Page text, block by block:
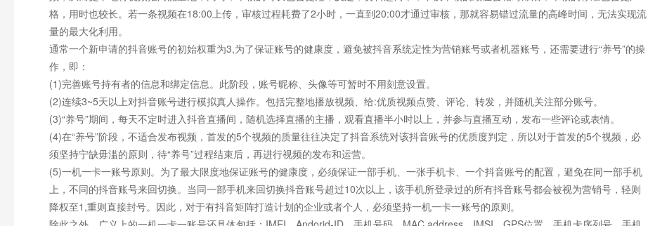
格，用时也较长。若一条视频在18:00上传，审核过程耗费了2小时，一直到20:00才通过审核，那就容易错过流量的高峰时间，无法实现流
量的最大化利用。
通常一个新申请的抖音账号的初始权重为3,为了保证账号的健康度，避免被抖音系统定性为营销账号或者机器账号，还需要进行“养号”的操
作，即：
(1)完善账号持有者的信息和绑定信息。此阶段，账号昵称、头像等可暂时不用刻意设置。
(2)连续3~5天以上对抖音账号进行模拟真人操作。包括完整地播放视频、给:优质视频点赞、评论、转发，并随机关注部分账号。
(3)“养号”期间，每天不定时进入抖音直播间，随机选择直播的主播，观看直播半小时以上，并参与直播互动，发布一些评论或表情。
(4)在“养号”阶段，不适合发布视频，首发的5个视频的质量往往决定了抖音系统对该抖音账号的优质度判定，所以对于首发的5个视频，必
须坚持宁缺毋滥的原则，待“养号”过程结束后，再进行视频的发布和运营。
(5)一机一卡一账号原则。为了最大限度地保证账号的健康度，必须保证一部手机、一张手机卡、一个抖音账号的配置，避免在同一部手机
上，不同的抖音账号来回切换。当同一部手机来回切换抖音账号超过10次以上，该手机所登录过的所有抖音账号都会被视为营销号，轻则
降权至1,重则直接封号。因此，对于有抖音矩阵打造计划的企业或者个人，必须坚持一机一卡一账号的原则。